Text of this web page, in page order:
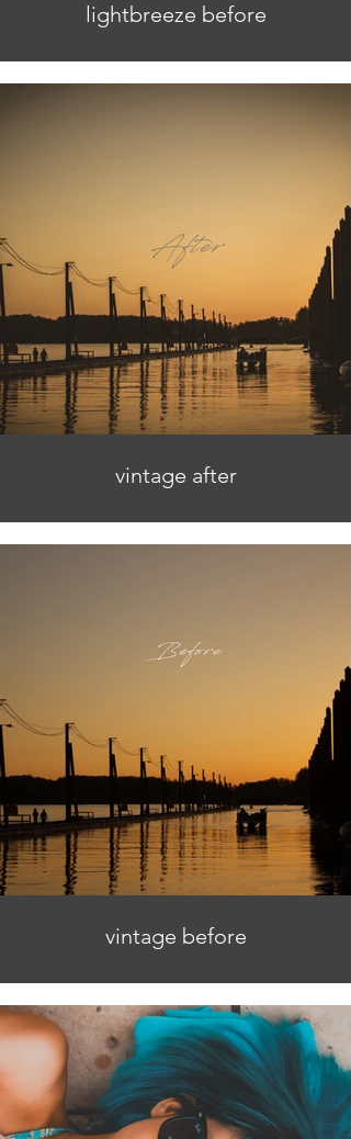
lightbreeze before
vintage after
vintage before